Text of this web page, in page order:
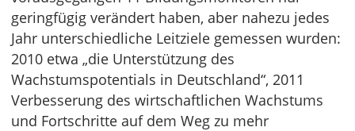
geringfügig verändert haben, aber nahezu jedes
Jahr unterschiedliche Leitziele gemessen wurden:
2010 etwa „die Unterstützung des
Wachstumspotentials in Deutschland“, 2011
Verbesserung des wirtschaftlichen Wachstums
und Fortschritte auf dem Weg zu mehr